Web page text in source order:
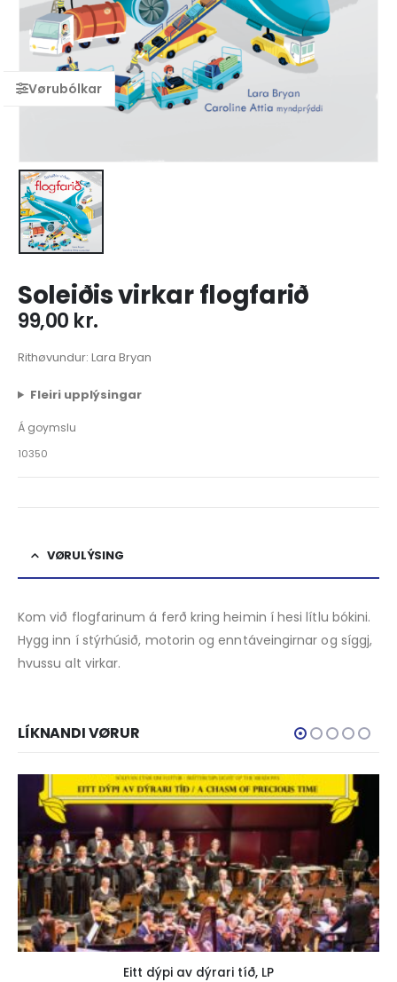
Soleiðis virkar flogfarið
99,00 kr.
Rithøvundur: Lara Bryan
Fleiri upplýsingar
Á goymslu
10350
VØRULÝSING
Kom við flogfarinum á ferð kring heimin í hesi lítlu bókini.
Hygg inn í stýrhúsið, motorin og enntáveingirnar og síggj,
hvussu alt virkar.
LÍKNANDI VØRUR
Eitt dýpi av dýrari tíð, LP